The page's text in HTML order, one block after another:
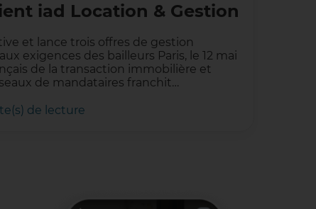
iad Location & Gestion
et lance trois offres de gestion
exigences des bailleurs Paris, le 12 mai
de la transaction immobilière et
de mandataires franchit…
de lecture